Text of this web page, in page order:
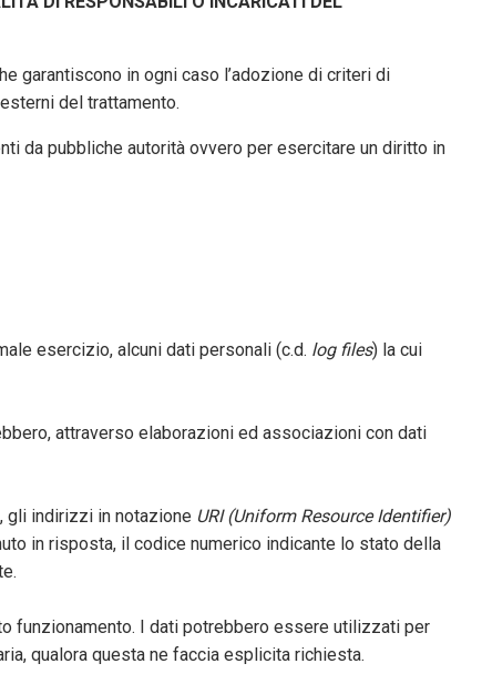
garantiscono in ogni caso l’adozione di criteri di
del trattamento.
da pubbliche autorità ovvero per esercitare un diritto in
esercizio, alcuni dati personali (c.d. log files) la cui
attraverso elaborazioni ed associazioni con dati
gli indirizzi in notazione URI (Uniform Resource Identifier)
in risposta, il codice numerico indicante lo stato della
funzionamento. I dati potrebbero essere utilizzati per
qualora questa ne faccia esplicita richiesta.